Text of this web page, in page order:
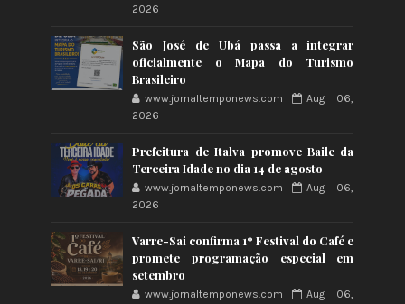
2026
São José de Ubá passa a integrar
oficialmente o Mapa do Turismo
Brasileiro
www.jornaltemponews.com
Aug 06,
2026
Prefeitura de Italva promove Baile da
Terceira Idade no dia 14 de agosto
www.jornaltemponews.com
Aug 06,
2026
Varre-Sai confirma 1º Festival do Café e
promete programação especial em
setembro
www.jornaltemponews.com
Aug 06,